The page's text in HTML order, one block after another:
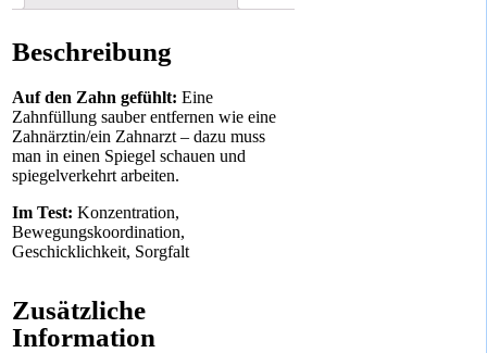
Beschreibung
Auf den Zahn gefühlt: Eine
Zahnfüllung sauber entfernen wie eine
Zahnärztin/ein Zahnarzt – dazu muss
man in einen Spiegel schauen und
spiegelverkehrt arbeiten.
Im Test: Konzentration,
Bewegungskoordination,
Geschicklichkeit, Sorgfalt
Zusätzliche
Information